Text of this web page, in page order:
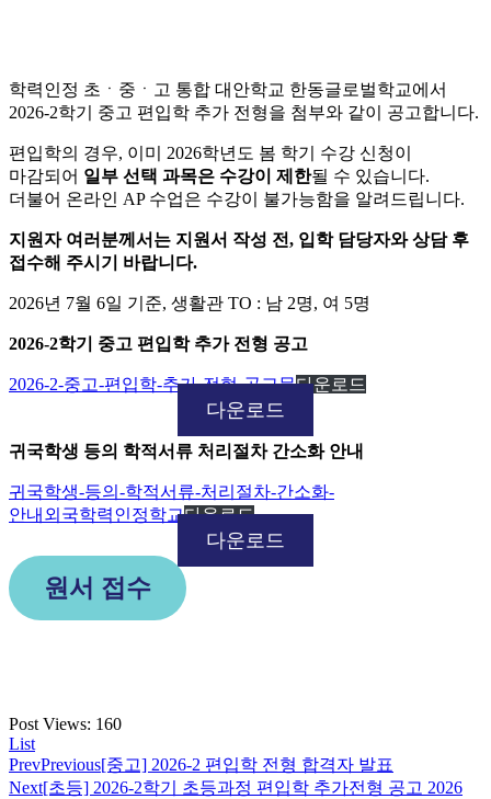
학력인정 초ㆍ중ㆍ고 통합 대안학교 한동글로벌학교에서
2026-2학기 중고 편입학 추가 전형을 첨부와 같이 공고합니다.
편입학의 경우, 이미 2026학년도 봄 학기 수강 신청이
마감되어 일부 선택 과목은 수강이 제한될 수 있습니다.
더불어 온라인 AP 수업은 수강이 불가능함을 알려드립니다.
지원자 여러분께서는 지원서 작성 전, 입학 담당자와 상담 후
접수해 주시기 바랍니다.
2026년 7월 6일 기준, 생활관 TO : 남 2명, 여 5명
2026-2학기 중고 편입학 추가 전형 공고
2026-2-중고-편입학-추가-전형-공고문다운로드
다운로드
귀국학생 등의 학적서류 처리절차 간소화 안내
귀국학생-등의-학적서류-처리절차-간소화-
안내외국학력인정학교다운로드
다운로드
원서 접수
Post Views: 160
List
PrevPrevious[중고] 2026-2 편입학 전형 합격자 발표
Next[초등] 2026-2학기 초등과정 편입학 추가전형 공고 2026